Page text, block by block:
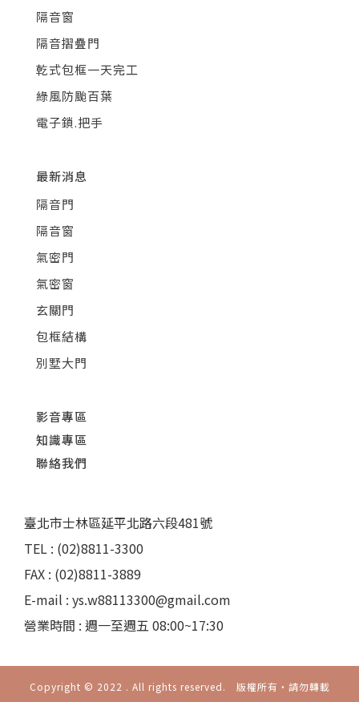
隔音窗
隔音摺疊門
乾式包框一天完工
綠風防颱百葉
電子鎖.把手
最新消息
隔音門
隔音窗
氣密門
氣密窗
玄關門
包框結構
別墅大門
影音專區
知識專區
聯絡我們
臺北市士林區延平北路六段481號
TEL : (02)8811-3300
FAX : (02)8811-3889
E-mail : ys.w88113300@gmail.com
營業時間 : 週一至週五 08:00~17:30
Copyright © 2022 . All rights reserved. 版權所有‧請勿轉載